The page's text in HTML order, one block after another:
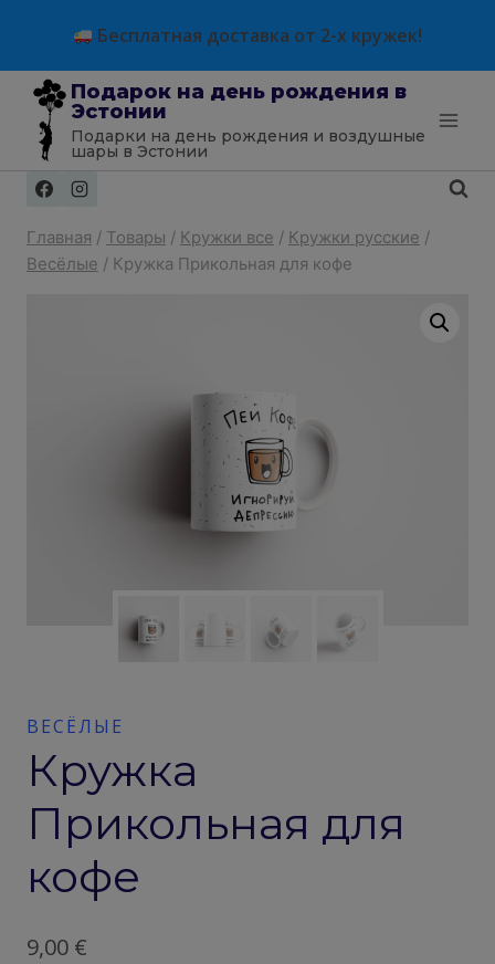
содержимому
Бесплатная доставка от 2-х кружек!
Подарок на день рождения в
Эстонии
Подарки на день рождения и воздушные
шары в Эстонии
Главная / Товары / Кружки все / Кружки русские /
Весёлые / Кружка Прикольная для кофе
ВЕСЁЛЫЕ
Кружка
Прикольная для
кофе
9,00 €